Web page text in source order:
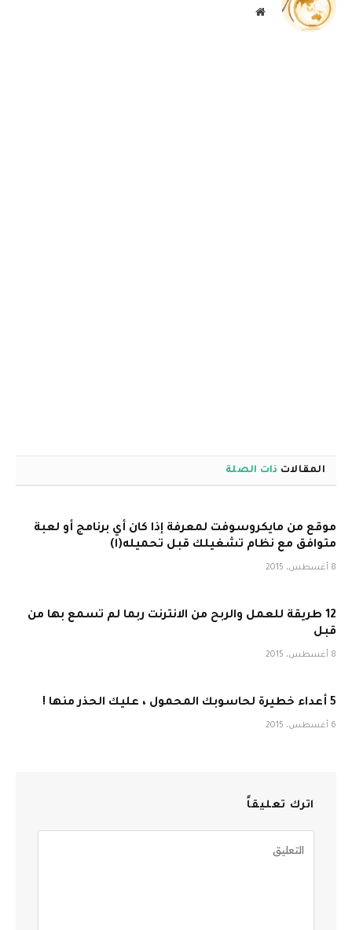
موقع
المقالات ذات الصلة
موقع من مايكروسوفت لمعرفة إذا كان أي برنامج أو لعبة
متوافق مع نظام تشغيلك قبل تحميله(ا)
8 أغسطس، 2015
12 طريقة للعمل والربح من الانترنت ربما لم تسمع بها من
قبل
8 أغسطس، 2015
5 أعداء خطيرة لحاسوبك المحمول ، عليك الحذر منها !
6 أغسطس، 2015
اترك تعليقاً